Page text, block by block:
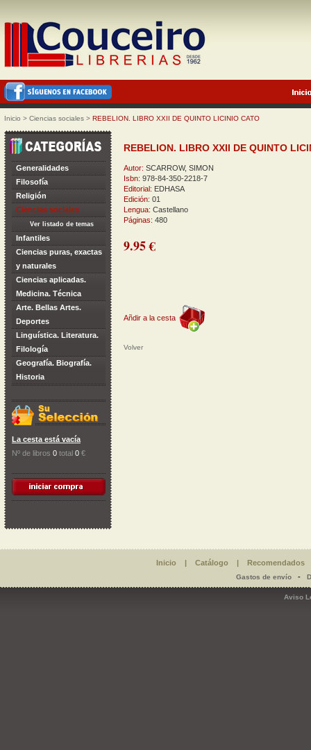
Inicio > Ciencias sociales > REBELION. LIBRO XXII DE QUINTO LICINIO CATO
Generalidades
Filosofía
Religión
Ciencias sociales
Ver listado de temas
Infantiles
Ciencias puras, exactas
y naturales
Ciencias aplicadas.
Medicina. Técnica
Arte. Bellas Artes.
Deportes
Linguística. Literatura.
Filología
Geografía. Biografía.
Historia
La cesta está vacía
Nº de libros 0 total 0 €
REBELION. LIBRO XXII DE QUINTO
Autor: SCARROW, SIMON
Isbn: 978-84-350-2218-7
Editorial: EDHASA
Edición: 01
Lengua: Castellano
Páginas: 480
9.95 €
Añdir a la cesta
Volver
Inicio | Catálogo | Recomendados
Gastos de envío-
Aviso